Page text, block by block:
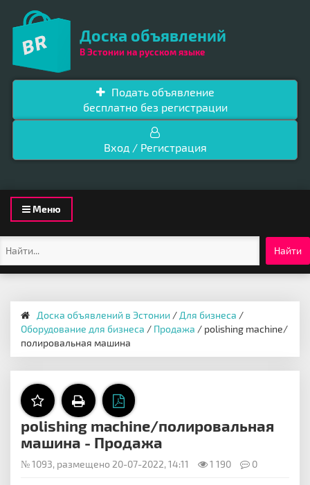
Доска объявлений
В Эстонии на русском языке
Подать объявление
бесплатно без регистрации
Вход / Регистрация
Toggle
navigation
Меню
Найти
Доска объявлений в Эстонии / Для бизнеса /
Оборудование для бизнеса / Продажа / polishing machine/
полировальная машина
polishing machine/полировальная
машина - Продажа
№ 1093, размещено 20-07-2022, 14:11 1 190 0